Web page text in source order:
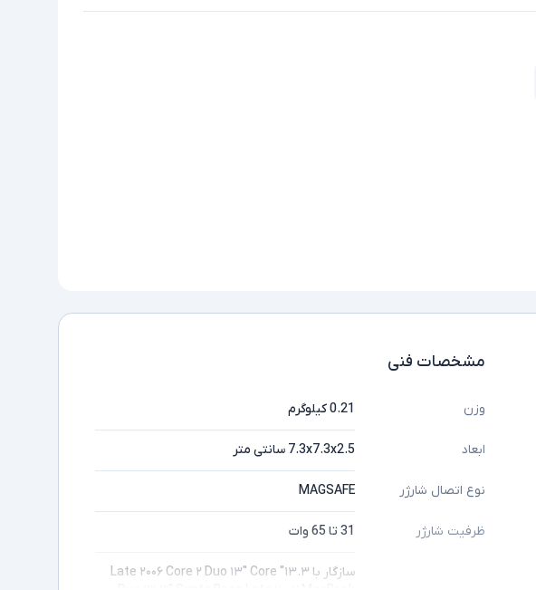
مشخصات فنی
وزن 0.21 کیلوگرم
ابعاد 7.3x7.3x2.5 سانتی متر
نوع اتصال شارژر MAGSAFE
ظرفیت شارژر 31 تا 65 وات
سازگار با ۱۳.۳″ Late ۲۰۰۶ Core ۲ Duo ۱۳″ Core